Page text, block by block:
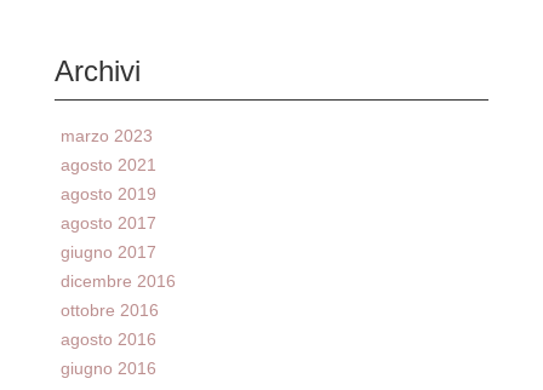
Archivi
marzo 2023
agosto 2021
agosto 2019
agosto 2017
giugno 2017
dicembre 2016
ottobre 2016
agosto 2016
giugno 2016